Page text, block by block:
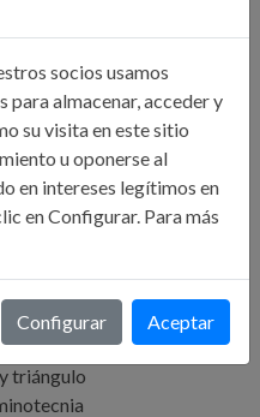
y la programación
cableados con sus
y variadores
de electricidad
triángulo
socios usamos
almacenar, acceder y
su visita en este sitio
u oponerse al
en intereses legítimos en
en Configurar. Para más
Configurar Aceptar